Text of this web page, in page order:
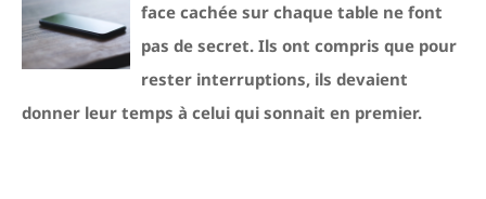
face cachée sur chaque table ne font
pas de secret. Ils ont compris que pour
rester interruptions, ils devaient
donner leur temps à celui qui sonnait en premier.